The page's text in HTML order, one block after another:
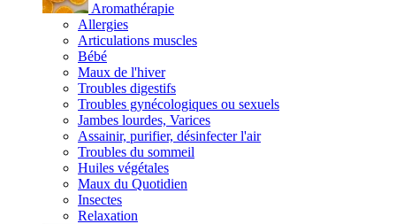
Aromathérapie
Allergies
Articulations muscles
Bébé
Maux de l'hiver
Troubles digestifs
Troubles gynécologiques ou sexuels
Jambes lourdes, Varices
Assainir, purifier, désinfecter l'air
Troubles du sommeil
Huiles végétales
Maux du Quotidien
Insectes
Relaxation